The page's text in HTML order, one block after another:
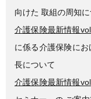
向けた 取組の周知
介護保険最新情報
に係る介護保険に
長について
介護保険最新情報